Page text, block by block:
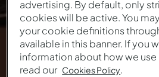
advertising. By default, only
cookies will be active. You
your cookie definitions
available in this banner. If you
information about how we
read our Cookies Policy.